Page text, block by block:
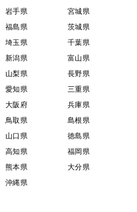
岩手県
宮城県
福島県
茨城県
埼玉県
千葉県
新潟県
富山県
山梨県
長野県
愛知県
三重県
大阪府
兵庫県
鳥取県
島根県
山口県
徳島県
高知県
福岡県
熊本県
大分県
沖縄県